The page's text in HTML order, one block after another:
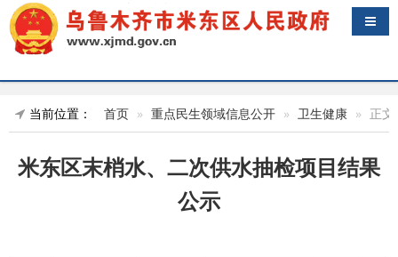
导航
当前位置： 首页 重点民生领域信息公开 卫生健康 正文
米东区末梢水、二次供水抽检项目结果
公示